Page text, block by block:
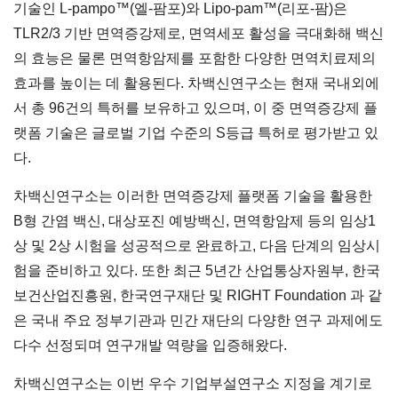
기술인 L-pampo™(엘-팜포)와 Lipo-pam™(리포-팜)은
TLR2/3 기반 면역증강제로, 면역세포 활성을 극대화해 백신
의 효능은 물론 면역항암제를 포함한 다양한 면역치료제의
효과를 높이는 데 활용된다. 차백신연구소는 현재 국내외에
서 총 96건의 특허를 보유하고 있으며, 이 중 면역증강제 플
랫폼 기술은 글로벌 기업 수준의 S등급 특허로 평가받고 있
다.
차백신연구소는 이러한 면역증강제 플랫폼 기술을 활용한
B형 간염 백신, 대상포진 예방백신, 면역항암제 등의 임상1
상 및 2상 시험을 성공적으로 완료하고, 다음 단계의 임상시
험을 준비하고 있다. 또한 최근 5년간 산업통상자원부, 한국
보건산업진흥원, 한국연구재단 및 RIGHT Foundation 과 같
은 국내 주요 정부기관과 민간 재단의 다양한 연구 과제에도
다수 선정되며 연구개발 역량을 입증해왔다.
차백신연구소는 이번 우수 기업부설연구소 지정을 계기로